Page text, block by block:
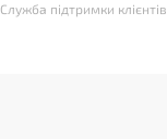
Служба підтримки клієнтів